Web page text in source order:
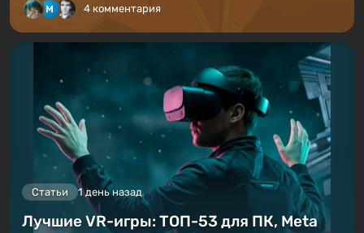
4 комментария
Статьи 1 день назад
Лучшие VR-игры: ТОП-53 для ПК, Meta